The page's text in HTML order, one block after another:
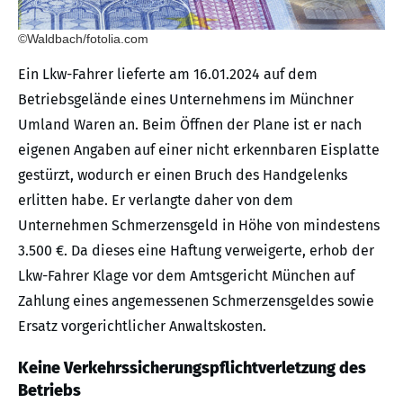
©Waldbach/fotolia.com
Ein Lkw-Fahrer lieferte am 16.01.2024 auf dem
Betriebsgelände eines Unternehmens im Münchner
Umland Waren an. Beim Öffnen der Plane ist er nach
eigenen Angaben auf einer nicht erkennbaren Eisplatte
gestürzt, wodurch er einen Bruch des Handgelenks
erlitten habe. Er verlangte daher von dem
Unternehmen Schmerzensgeld in Höhe von mindestens
3.500 €. Da dieses eine Haftung verweigerte, erhob der
Lkw-Fahrer Klage vor dem Amtsgericht München auf
Zahlung eines angemessenen Schmerzensgeldes sowie
Ersatz vorgerichtlicher Anwaltskosten.
Keine Verkehrssicherungspflichtverletzung des
Betriebs